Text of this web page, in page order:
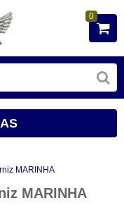
0
MARINHA
MARINHA